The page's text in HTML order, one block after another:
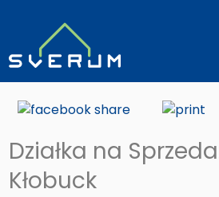
Działka na
Kłobuck